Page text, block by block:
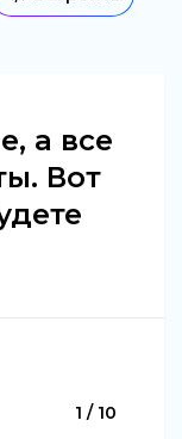
а все
Вот
1 / 10